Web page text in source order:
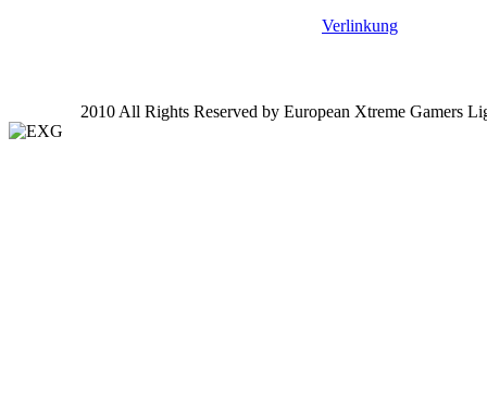
Verlinkung
2010 All Rights Reserved by European Xtreme Gamers